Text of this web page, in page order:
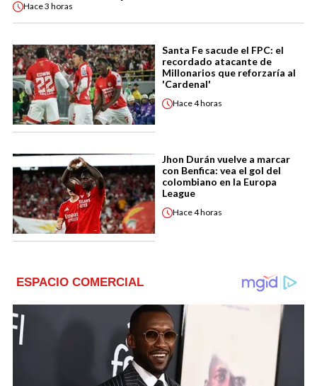
Hace3 horas
Santa Fe sacude el FPC: el
recordado atacante de
Millonarios que reforzaría al
'Cardenal'
Hace4 horas
Jhon Durán vuelve a marcar
con Benfica: vea el gol del
colombiano en la Europa
League
Hace4 horas